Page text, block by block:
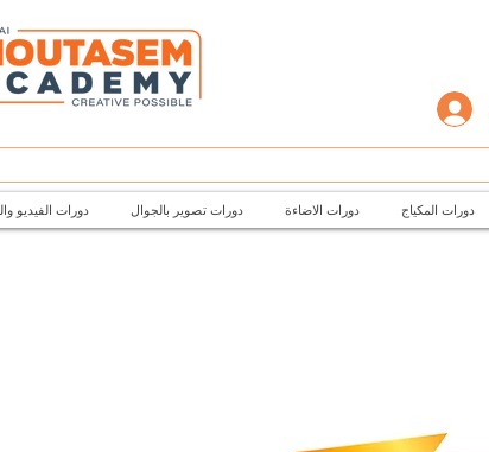
دورات الفيديو دورات تصوير بالجوال دورات الاضاءة دورات المكياج